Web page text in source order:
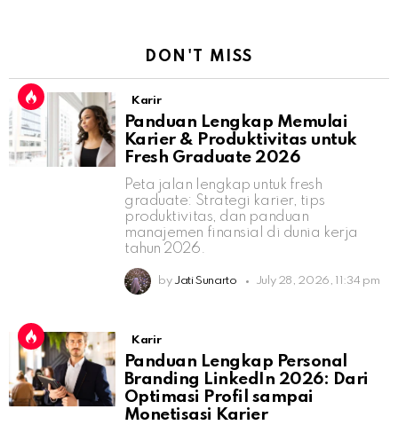
DON'T MISS
Karir
Panduan Lengkap Memulai
Karier & Produktivitas untuk
Fresh Graduate 2026
Peta jalan lengkap untuk fresh
graduate: Strategi karier, tips
produktivitas, dan panduan
manajemen finansial di dunia kerja
tahun 2026.
by Jati Sunarto July 28, 2026, 11:34 pm
Karir
Panduan Lengkap Personal
Branding LinkedIn 2026: Dari
Optimasi Profil sampai
Monetisasi Karier